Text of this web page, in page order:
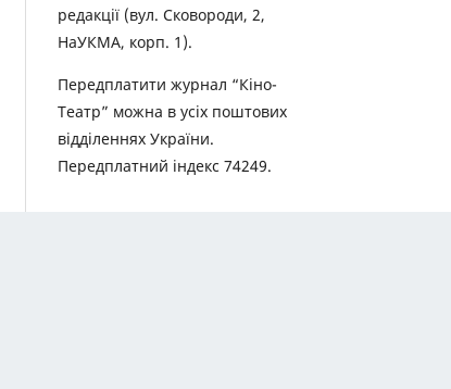
редакції (вул. Сковороди, 2,
НаУКМА, корп. 1).
Передплатити журнал “Кіно-
Театр” можна в усіх поштових
відділеннях України.
Передплатний індекс 74249.